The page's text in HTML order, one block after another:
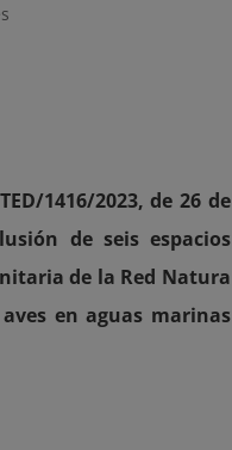
1416/2023, de 26 de
de seis espacios
de la Red Natura
en aguas marinas